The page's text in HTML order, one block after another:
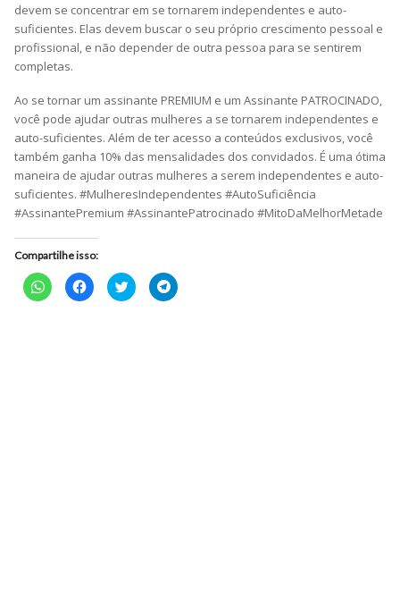
devem se concentrar em se tornarem independentes e auto-
suficientes. Elas devem buscar o seu próprio crescimento pessoal e
profissional, e não depender de outra pessoa para se sentirem
completas.
Ao se tornar um assinante PREMIUM e um Assinante PATROCINADO,
você pode ajudar outras mulheres a se tornarem independentes e
auto-suficientes. Além de ter acesso a conteúdos exclusivos, você
também ganha 10% das mensalidades dos convidados. É uma ótima
maneira de ajudar outras mulheres a serem independentes e auto-
suficientes. #MulheresIndependentes #AutoSuficiência
#AssinantePremium #AssinantePatrocinado #MitoDaMelhorMetade
Compartilhe isso:
Clique
para
compartilhar
Clique
para
compartilhar
Clique
para
compartilhar
Clique
para